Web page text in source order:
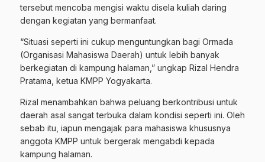
tersebut mencoba mengisi waktu disela kuliah daring
dengan kegiatan yang bermanfaat.
“Situasi seperti ini cukup menguntungkan bagi Ormada
(Organisasi Mahasiswa Daerah) untuk lebih banyak
berkegiatan di kampung halaman,” ungkap Rizal Hendra
Pratama, ketua KMPP Yogyakarta.
Rizal menambahkan bahwa peluang berkontribusi untuk
daerah asal sangat terbuka dalam kondisi seperti ini. Oleh
sebab itu, iapun mengajak para mahasiswa khususnya
anggota KMPP untuk bergerak mengabdi kepada
kampung halaman.